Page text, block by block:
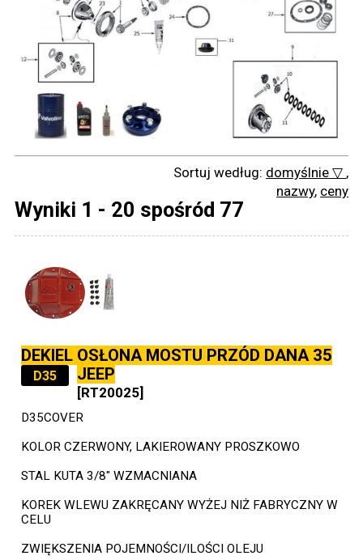
Sortuj według: domyślnie ▽ ,
nazwy, ceny
Wyniki 1 - 20 spośród 77
DEKIEL OSŁONA MOSTU PRZÓD DANA 35
JEEP
D35
[RT20025]
D35COVER
KOLOR CZERWONY, LAKIEROWANY PROSZKOWO
STAL KUTA 3/8" WZMACNIANA
KOREK WLEWU ZAKRĘCANY WYŻEJ NIŻ FABRYCZNY W
CELU
ZWIĘKSZENIA POJEMNOŚCI/ILOŚCI OLEJU